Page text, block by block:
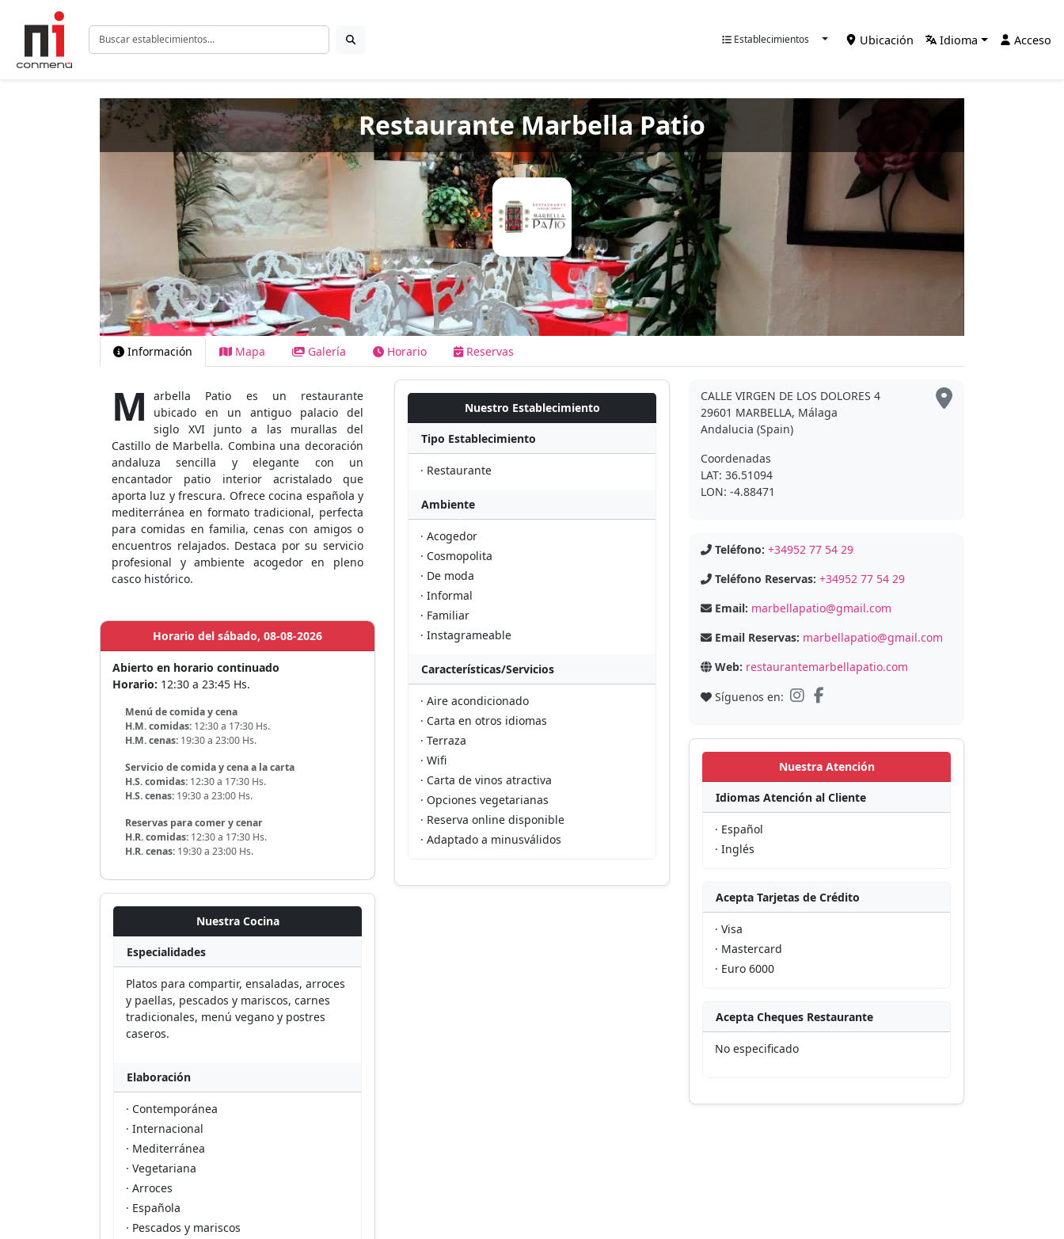
Establecimientos Ubicación Idioma Acceso
Restaurante Marbella Patio
Información Mapa Galería Horario Reservas
M
arbella Patio es un restaurante
ubicado en un antiguo palacio del
siglo XVI junto a las murallas del
Castillo de Marbella. Combina una decoración
andaluza sencilla y elegante con un
encantador patio interior acristalado que
aporta luz y frescura. Ofrece cocina española y
mediterránea en formato tradicional, perfecta
para comidas en familia, cenas con amigos o
encuentros relajados. Destaca por su servicio
profesional y ambiente acogedor en pleno
casco histórico.
Horario del sábado, 08-08-2026
Abierto en horario continuado
Horario: 12:30 a 23:45 Hs.
Menú de comida y cena
H.M. comidas: 12:30 a 17:30 Hs.
H.M. cenas: 19:30 a 23:00 Hs.
Servicio de comida y cena a la carta
H.S. comidas: 12:30 a 17:30 Hs.
H.S. cenas: 19:30 a 23:00 Hs.
Reservas para comer y cenar
H.R. comidas: 12:30 a 17:30 Hs.
H.R. cenas: 19:30 a 23:00 Hs.
Nuestra Cocina
Especialidades
Platos para compartir, ensaladas, arroces
y paellas, pescados y mariscos, carnes
tradicionales, menú vegano y postres
caseros.
Elaboración
· Contemporánea
· Internacional
· Mediterránea
· Vegetariana
· Arroces
· Española
· Pescados y mariscos
Nuestro Establecimiento
Tipo Establecimiento
· Restaurante
Ambiente
· Acogedor
· Cosmopolita
· De moda
· Informal
· Familiar
· Instagrameable
Características/Servicios
· Aire acondicionado
· Carta en otros idiomas
· Terraza
· Wifi
· Carta de vinos atractiva
· Opciones vegetarianas
· Reserva online disponible
· Adaptado a minusválidos
CALLE VIRGEN DE LOS DOLORES 4
29601 MARBELLA, Málaga
Andalucia (Spain)
Coordenadas
LAT: 36.51094
LON: -4.88471
Teléfono: +34952 77 54 29
Teléfono Reservas: +34952 77 54 29
Email: marbellapatio@gmail.com
Email Reservas: marbellapatio@gmail.com
Web: restaurantemarbellapatio.com
Síguenos en:
Nuestra Atención
Idiomas Atención al Cliente
· Español
· Inglés
Acepta Tarjetas de Crédito
· Visa
· Mastercard
· Euro 6000
Acepta Cheques Restaurante
No especificado